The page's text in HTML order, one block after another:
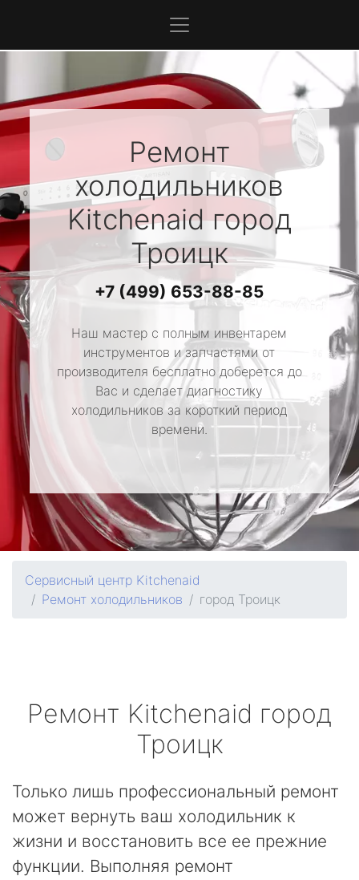
Ремонт
холодильников
Kitchenaidгород
Троицк
+7 (499) 653-88-85
Наш мастер с полным инвентарем
инструментов и запчастями от
производителя бесплатно доберется до
Вас и сделает диагностику
холодильников за короткий период
времени.
Сервисный центр Kitchenaid
Ремонт холодильников
город Троицк
Ремонт Kitchenaid город
Троицк
Только лишь профессиональный ремонт
может вернуть ваш холодильник к
жизни и восстановить все ее прежние
функции. Выполняя ремонт